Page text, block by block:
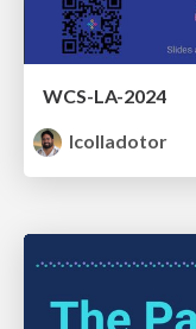
WCS-LA-2024
lcolladotor